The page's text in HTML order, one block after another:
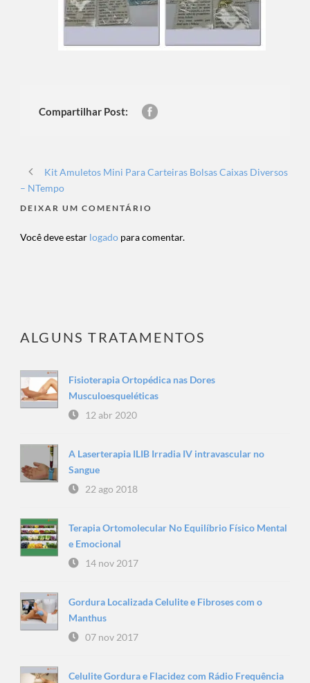
Compartilhar Post:
Kit Amuletos Mini Para Carteiras Bolsas Caixas Diversos
– NTempo
DEIXAR UM COMENTÁRIO
Você deve estar logado para comentar.
ALGUNS TRATAMENTOS
Fisioterapia Ortopédica nas Dores
Musculoesqueléticas
12 abr 2020
A Laserterapia ILIB Irradia IV intravascular no
Sangue
22 ago 2018
Terapia Ortomolecular No Equilíbrio Físico Mental
e Emocional
14 nov 2017
Gordura Localizada Celulite e Fibroses com o
Manthus
07 nov 2017
Celulite Gordura e Flacidez com Rádio Frequência